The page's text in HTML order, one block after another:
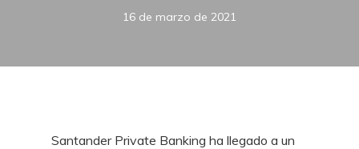
16 de marzo de 2021
Santander Private Banking ha llegado a un